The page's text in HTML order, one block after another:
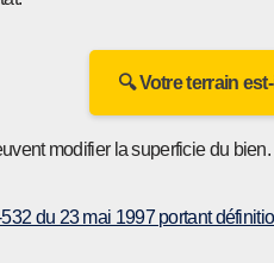
🔍 Votre terrain
modifier la superficie du bien.
du 23 mai 1997 portant